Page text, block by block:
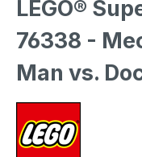
LEGO®
76338 -
Man vs.